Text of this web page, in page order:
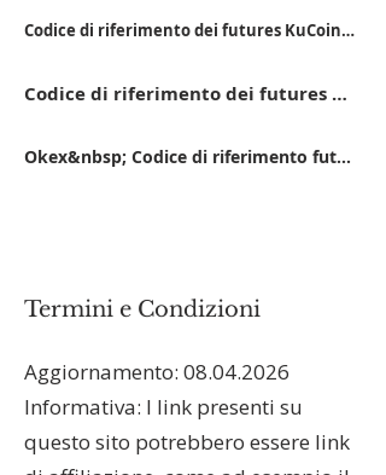
Codice di riferimento dei futures KuCoin QBSSS8MK
Codice di riferimento dei futures Mexc 14FB5
Okex&nbsp; Codice di riferimento futures 11162416
Termini e Condizioni
Aggiornamento: 08.04.2026
Informativa: I link presenti su
questo sito potrebbero essere link